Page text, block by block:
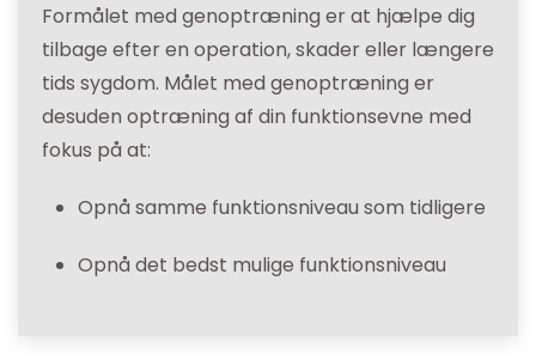
Formålet med genoptræning er at hjælpe dig
tilbage efter en operation, skader eller længere
tids sygdom. Målet med genoptræning er
desuden optræning af din funktionsevne med
fokus på at:
Opnå samme funktionsniveau som tidligere
Opnå det bedst mulige funktionsniveau